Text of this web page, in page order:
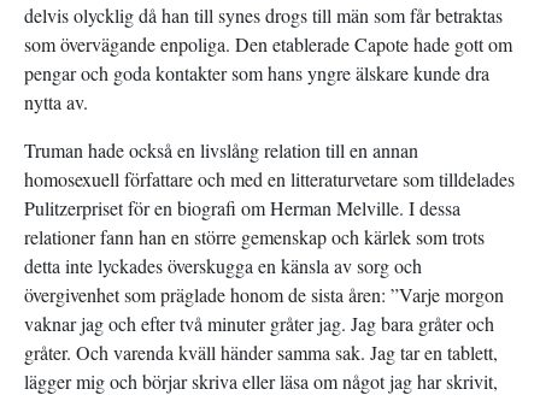
delvis olycklig då han till synes drogs till män som får betraktas
som övervägande enpoliga. Den etablerade Capote hade gott om
pengar och goda kontakter som hans yngre älskare kunde dra
nytta av.
Truman hade också en livslång relation till en annan
homosexuell författare och med en litteraturvetare som tilldelades
Pulitzerpriset för en biografi om Herman Melville. I dessa
relationer fann han en större gemenskap och kärlek som trots
detta inte lyckades överskugga en känsla av sorg och
övergivenhet som präglade honom de sista åren: ”Varje morgon
vaknar jag och efter två minuter gråter jag. Jag bara gråter och
gråter. Och varenda kväll händer samma sak. Jag tar en tablett,
lägger mig och börjar skriva eller läsa om något jag har skrivit,